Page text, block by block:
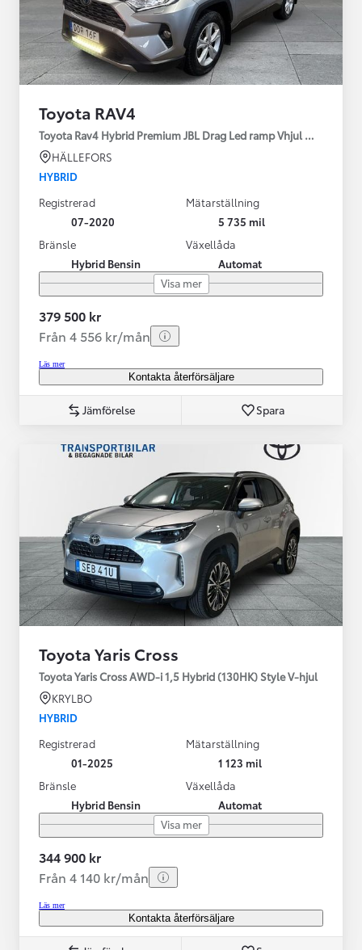
Toyota RAV4
Toyota Rav4 Hybrid Premium JBL Drag Led ramp Vhjul motorv
HÄLLEFORS
HYBRID
Registrerad
07-2020
Mätarställning
5 735 mil
Bränsle
Hybrid Bensin
Växellåda
Automat
Visa mer
379 500 kr
Från 4 556 kr/mån
Läs mer
Kontakta återförsäljare
Jämförelse Spara
Toyota Yaris Cross
Toyota Yaris Cross AWD-i 1,5 Hybrid (130HK) Style V-hjul
KRYLBO
HYBRID
Registrerad
01-2025
Mätarställning
1 123 mil
Bränsle
Hybrid Bensin
Växellåda
Automat
Visa mer
344 900 kr
Från 4 140 kr/mån
Läs mer
Kontakta återförsäljare